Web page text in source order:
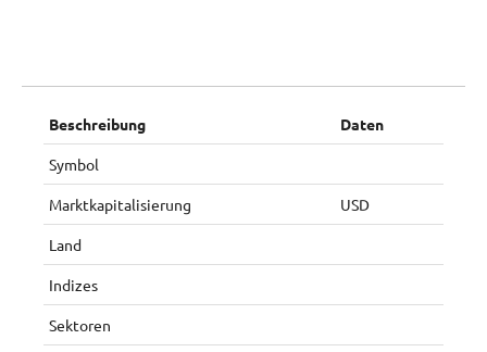
Beschreibung Daten
Symbol
Marktkapitalisierung USD
Land
Indizes
Sektoren